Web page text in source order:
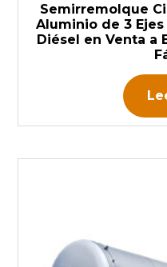
Semirremolque
Aluminio de 3 Ejes
Diésel en Venta a